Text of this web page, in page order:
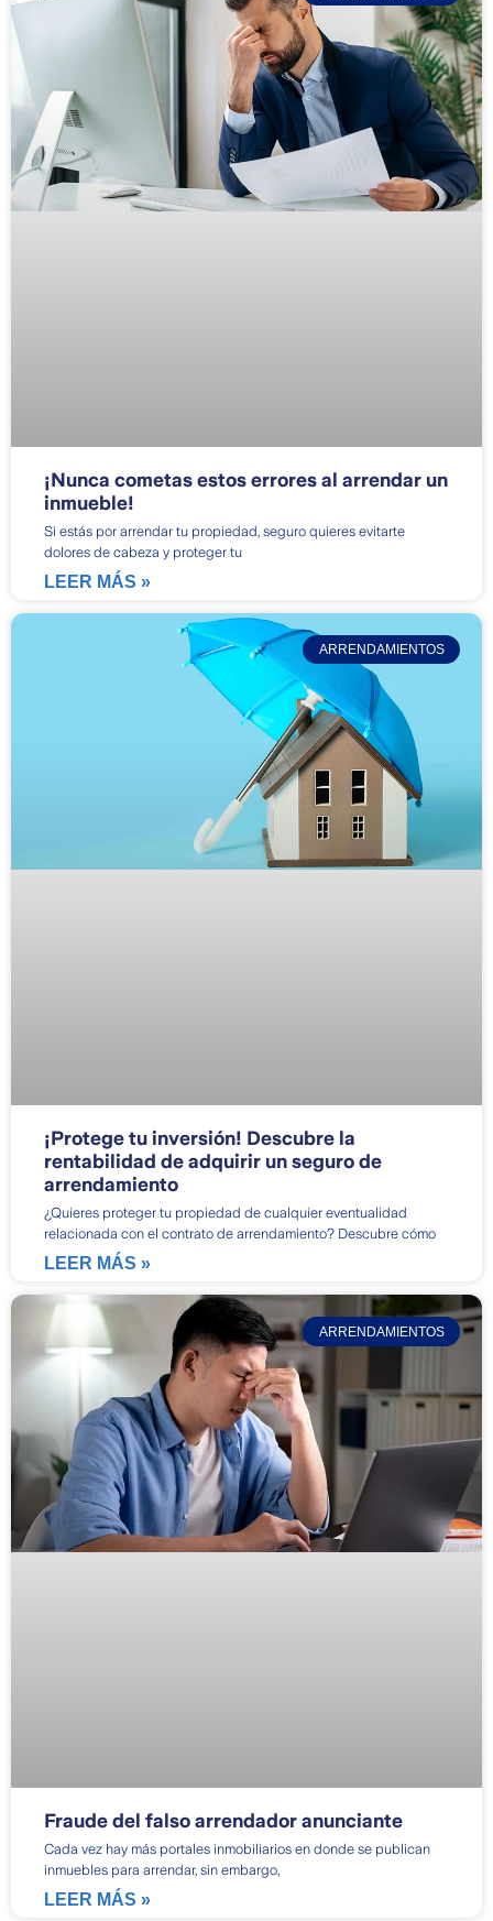
¡Nunca cometas estos errores al arrendar un
inmueble!
Si estás por arrendar tu propiedad, seguro quieres evitarte
dolores de cabeza y proteger tu
LEER MÁS »
ARRENDAMIENTOS
¡Protege tu inversión! Descubre la
rentabilidad de adquirir un seguro de
arrendamiento
¿Quieres proteger tu propiedad de cualquier eventualidad
relacionada con el contrato de arrendamiento? Descubre cómo
LEER MÁS »
ARRENDAMIENTOS
Fraude del falso arrendador anunciante
Cada vez hay más portales inmobiliarios en donde se publican
inmuebles para arrendar, sin embargo,
LEER MÁS »